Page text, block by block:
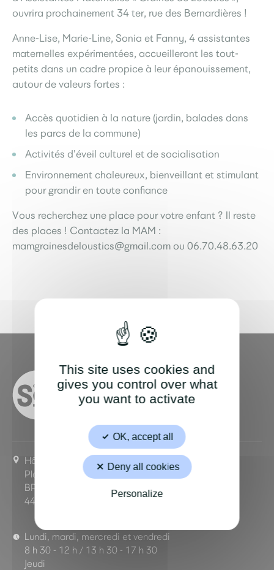
ouvrira prochainement 34 ter, rue des Bernardières !
Anne-Lise, Marie-Line, Sonia et Fanny, 4 assistantes
maternelles expérimentées, accueilleront les tout-
petits dans un cadre propice à leur épanouissement,
autour de valeurs fortes :
Accès quotidien à la nature (jardin, balades dans
les parcs de la commune)
Activités d’éveil culturel et de socialisation
Environnement chaleureux, bienveillant et stimulant
pour grandir en toute confiance
Vous recherchez une place pour votre enfant ? Il reste
des places ! Contactez la MAM :
mamgrainesdeloustics@gmail.com ou 06.70.48.63.20
Hôtel de ville,
Place Marcellin Verbe
BP 63329
44233 Saint-Sébastien-sur-Loire Cedex
Lundi, mardi, mercredi et vendredi
8 h 30 - 12 h / 13 h 30 - 17 h 30
Jeudi
This site uses cookies and
gives you control over what
you want to activate
OK, accept all
Deny all cookies
Personalize